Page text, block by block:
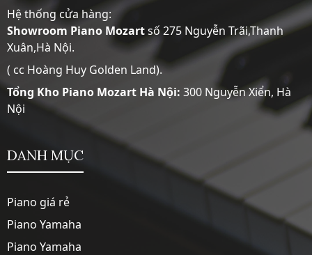
Hệ thống cửa hàng:
Showroom Piano Mozartsố 275 Nguyễn Trãi,Thanh
Xuân,Hà Nội.
( cc Hoàng Huy Golden Land).
Tổng Kho Piano Mozart Hà Nội: 300 Nguyễn Xiển, Hà
Nội
DANH MỤC
Piano giá rẻ
Piano Yamaha
Piano Yamaha